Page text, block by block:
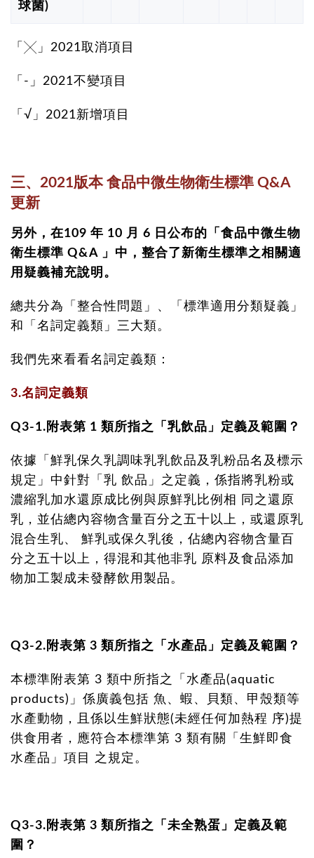
球菌)
「╳」2021取消項目
「-」2021不變項目
「√」2021新增項目
三、2021版本食品中微生物衛生標準 Q&A
更新
另外，在109 年 10 月 6 日公布的「食品中微生物
衛生標準 Q&A 」中，整合了新衛生標準之相關適
用疑義補充說明。
總共分為「整合性問題」、「標準適用分類疑義」
和「名詞定義類」三大類。
我們先來看看名詞定義類：
3.名詞定義類
Q3-1.附表第 1 類所指之「乳飲品」定義及範圍？
依據「鮮乳保久乳調味乳乳飲品及乳粉品名及標示
規定」中針對「乳 飲品」之定義，係指將乳粉或
濃縮乳加水還原成比例與原鮮乳比例相 同之還原
乳，並佔總內容物含量百分之五十以上，或還原乳
混合生乳、 鮮乳或保久乳後，佔總內容物含量百
分之五十以上，得混和其他非乳 原料及食品添加
物加工製成未發酵飲用製品。
Q3-2.附表第 3 類所指之「水產品」定義及範圍？
本標準附表第 3 類中所指之「水產品(aquatic
products)」係廣義包括 魚、蝦、貝類、甲殼類等
水產動物，且係以生鮮狀態(未經任何加熱程 序)提
供食用者，應符合本標準第 3 類有關「生鮮即食
水產品」項目 之規定。
Q3-3.附表第 3 類所指之「未全熟蛋」定義及範
圍？